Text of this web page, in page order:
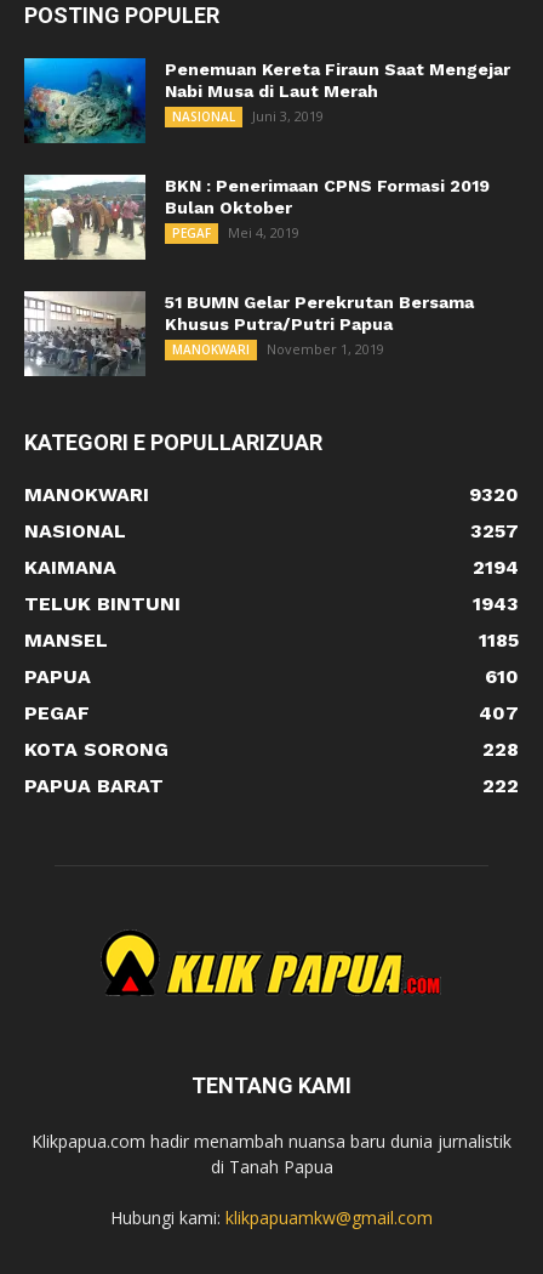
POSTING POPULER
Penemuan Kereta Firaun Saat Mengejar
Nabi Musa di Laut Merah
NASIONAL Juni 3, 2019
BKN : Penerimaan CPNS Formasi 2019
Bulan Oktober
PEGAF Mei 4, 2019
51 BUMN Gelar Perekrutan Bersama
Khusus Putra/Putri Papua
MANOKWARI November 1, 2019
KATEGORI E POPULLARIZUAR
MANOKWARI
9320
NASIONAL
3257
KAIMANA
2194
TELUK BINTUNI
1943
MANSEL
1185
PAPUA
610
PEGAF
407
KOTA SORONG
228
PAPUA BARAT
222
TENTANG KAMI
Klikpapua.com hadir menambah nuansa baru dunia jurnalistik
di Tanah Papua
Hubungi kami: klikpapuamkw@gmail.com